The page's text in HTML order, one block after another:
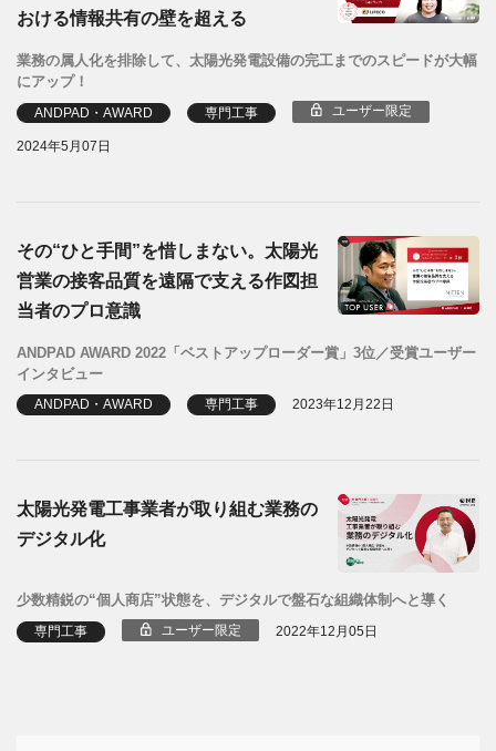
おける情報共有の壁を超える
業務の属人化を排除して、太陽光発電設備の完工までのスピードが大幅
にアップ！
ANDPAD・AWARD 専門工事 ユーザー限定
2024年5月07日
その“ひと手間”を惜しまない。太陽光
営業の接客品質を遠隔で支える作図担
当者のプロ意識
ANDPAD AWARD 2022「ベストアップローダー賞」3位／受賞ユーザー
インタビュー
ANDPAD・AWARD 専門工事 2023年12月22日
太陽光発電工事業者が取り組む業務の
デジタル化
少数精鋭の“個人商店”状態を、デジタルで盤石な組織体制へと導く
専門工事 ユーザー限定 2022年12月05日